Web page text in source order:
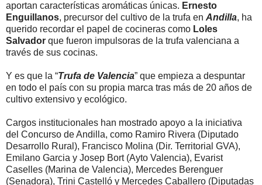
aportan características aromáticas únicas. Ernesto
Enguillanos, precursor del cultivo de la trufa en Andilla, ha
querido recordar el papel de cocineras como Loles
Salvador que fueron impulsoras de la trufa valenciana a
través de sus cocinas.
Y es que la “Trufa de Valencia” que empieza a despuntar
en todo el país con su propia marca tras más de 20 años de
cultivo extensivo y ecológico.
Cargos institucionales han mostrado apoyo a la iniciativa
del Concurso de Andilla, como Ramiro Rivera (Diputado
Desarrollo Rural), Francisco Molina (Dir. Territorial GVA),
Emilano Garcia y Josep Bort (Ayto Valencia), Evarist
Caselles (Marina de Valencia), Mercedes Berenguer
(Senadora), Trini Castelló y Mercedes Caballero (Diputadas